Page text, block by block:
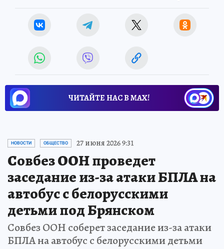
ЧИТАЙТЕ НАС В МАХ!
НОВОСТИ ОБЩЕСТВО 27 июня 2026 9:31
Совбез ООН проведет
заседание из-за атаки БПЛА на
автобус с белорусскими
детьми под Брянском
Совбез ООН соберет заседание из-за атаки
БПЛА на автобус с белорусскими детьми